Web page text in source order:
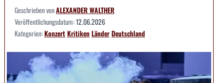
Geschrieben vonALEXANDER WALTHER
Veröffentlichungsdatum:12.06.2026
Kategorien:KonzertKritikenLänderDeutschland